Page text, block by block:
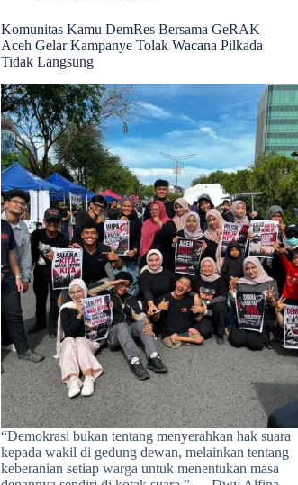
Komunitas Kamu DemRes Bersama GeRAK
Aceh Gelar Kampanye Tolak Wacana Pilkada
Tidak Langsung
​“Demokrasi bukan tentang menyerahkan hak suara
kepada wakil di gedung dewan, melainkan tentang
keberanian setiap warga untuk menentukan masa